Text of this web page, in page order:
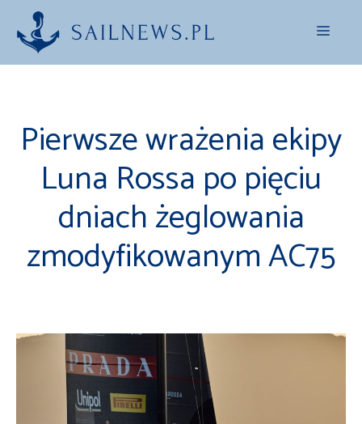
Przejdź
treści
Menu
Pierwsze wrażenia ekipy
Luna Rossa po pięciu
dniach żeglowania
zmodyfikowanym AC75